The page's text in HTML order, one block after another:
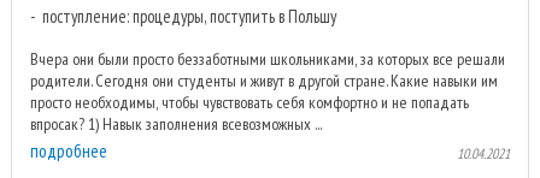
поступление: процедуры, поступить в Польшу
Вчера они были просто беззаботными школьниками, за которых все решали
родители. Сегодня они студенты и живут в другой стране. Какие навыки им
просто необходимы, чтобы чувствовать себя комфортно и не попадать
впросак? 1) Навык заполнения всевозможных ...
подробнее 10.04.2021